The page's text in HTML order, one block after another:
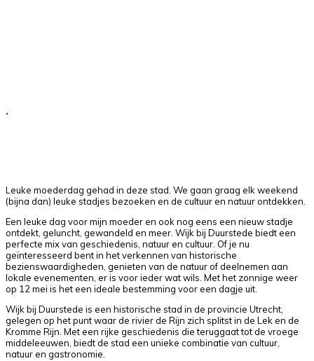
Leuke moederdag gehad in deze stad. We gaan graag elk weekend
(bijna dan) leuke stadjes bezoeken en de cultuur en natuur ontdekken.
Een leuke dag voor mijn moeder en ook nog eens een nieuw stadje
ontdekt, geluncht, gewandeld en meer. Wijk bij Duurstede biedt een
perfecte mix van geschiedenis, natuur en cultuur. Of je nu
geïnteresseerd bent in het verkennen van historische
bezienswaardigheden, genieten van de natuur of deelnemen aan
lokale evenementen, er is voor ieder wat wils. Met het zonnige weer
op 12 mei is het een ideale bestemming voor een dagje uit.
Wijk bij Duurstede is een historische stad in de provincie Utrecht,
gelegen op het punt waar de rivier de Rijn zich splitst in de Lek en de
Kromme Rijn. Met een rijke geschiedenis die teruggaat tot de vroege
middeleeuwen, biedt de stad een unieke combinatie van cultuur,
natuur en gastronomie.